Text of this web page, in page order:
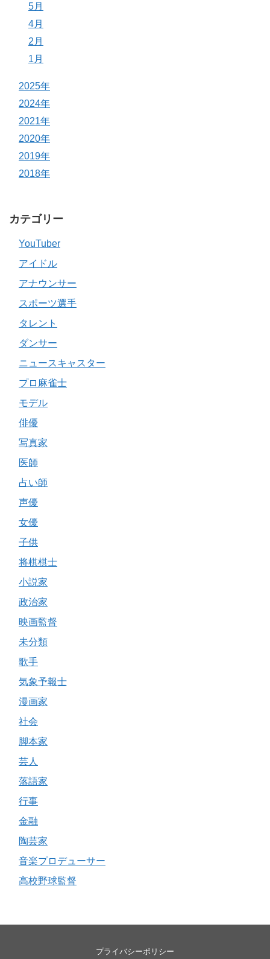
5月
4月
2月
1月
2025年
2024年
2021年
2020年
2019年
2018年
カテゴリー
YouTuber
アイドル
アナウンサー
スポーツ選手
タレント
ダンサー
ニュースキャスター
プロ麻雀士
モデル
俳優
写真家
医師
占い師
声優
女優
子供
将棋棋士
小説家
政治家
映画監督
未分類
歌手
気象予報士
漫画家
社会
脚本家
芸人
落語家
行事
金融
陶芸家
音楽プロデューサー
高校野球監督
プライバシーポリシー